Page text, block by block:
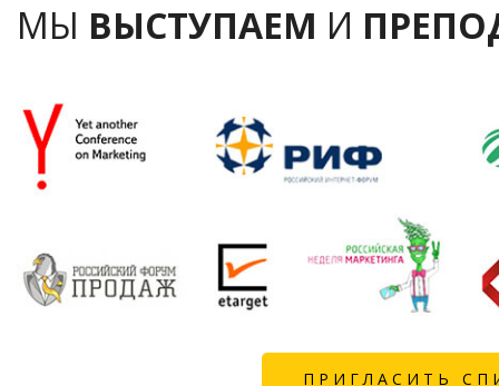
МЫ ВЫСТУПАЕМ И
ПРИГЛАСИТЬ